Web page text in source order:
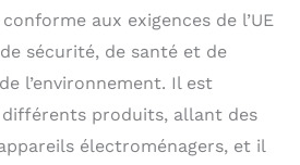
aux exigences de l’UE
sécurité, de santé et de
l’environnement. Il est
différents produits, allant des
électroménagers, et il